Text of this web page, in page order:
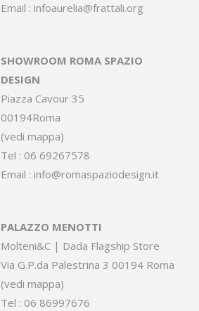
Email : infoaurelia@frattali.org
SHOWROOM ROMA SPAZIO
DESIGN
Piazza Cavour 35
00194Roma
(vedi mappa)
Tel : 06 69267578
Email : info@romaspaziodesign.it
PALAZZO MENOTTI
Molteni&C | Dada Flagship Store
Via G.P.da Palestrina 3 00194 Roma
(vedi mappa)
Tel : 06 86997676